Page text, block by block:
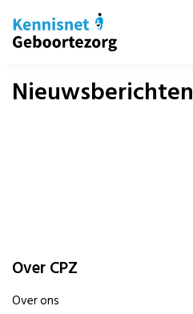
Nieuwsberichten
Over CPZ
Over ons